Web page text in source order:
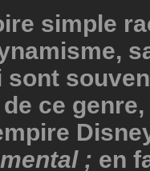
simple
sont
ce
; en